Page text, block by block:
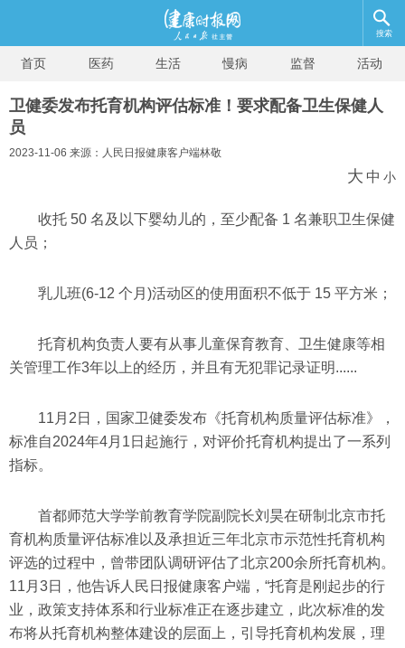
搜索
首页 医药 生活 慢病 监督 活动
卫健委发布托育机构评估标准！要求配备卫生保健人
员
2023-11-06 来源：人民日报健康客户端林敬
大 中 小
收托 50 名及以下婴幼儿的，至少配备 1 名兼职卫生保健
人员；
乳儿班(6-12 个月)活动区的使用面积不低于 15 平方米；
托育机构负责人要有从事儿童保育教育、卫生健康等相
关管理工作3年以上的经历，并且有无犯罪记录证明......
11月2日，国家卫健委发布《托育机构质量评估标准》，
标准自2024年4月1日起施行，对评价托育机构提出了一系列
指标。
首都师范大学学前教育学院副院长刘昊在研制北京市托
育机构质量评估标准以及承担近三年北京市示范性托育机构
评选的过程中，曾带团队调研评估了北京200余所托育机构。
11月3日，他告诉人民日报健康客户端，“托育是刚起步的行
业，政策支持体系和行业标准正在逐步建立，此次标准的发
布将从托育机构整体建设的层面上，引导托育机构发展，理